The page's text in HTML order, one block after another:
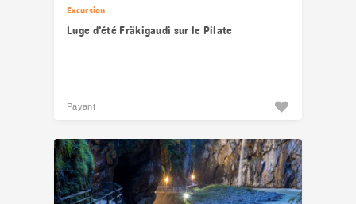
Excursion
Luge d’été Fräkigaudi sur le Pilate
Payant